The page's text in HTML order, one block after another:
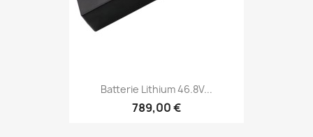
Batterie Lithium 46.8V...
789,00 €